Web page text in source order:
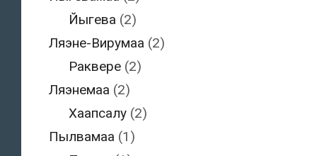
Йыгева (2)
Ляэне-Вирумаа (2)
Раквере (2)
Ляэнемаа (2)
Хаапсалу (2)
Пылвамаа (1)